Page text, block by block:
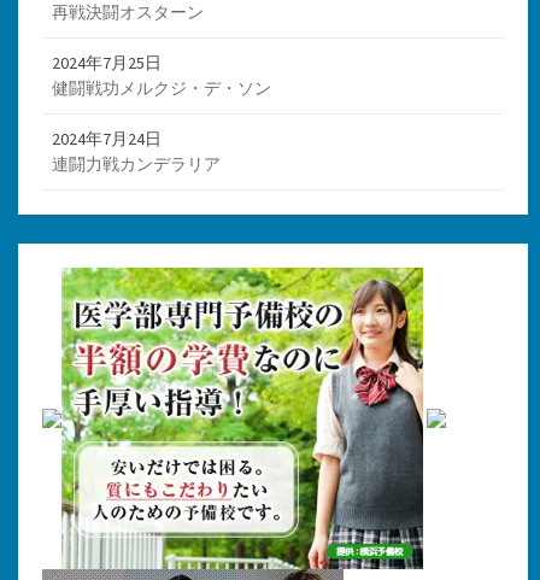
再戦決闘オスターン
2024年7月25日
健闘戦功メルクジ・デ・ソン
2024年7月24日
連闘力戦カンデラリア